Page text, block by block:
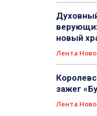
новый
Лента
зажег
Лента